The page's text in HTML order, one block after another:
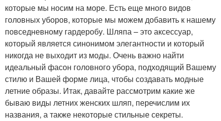
которые мы носим на море. Есть еще много видов
головных уборов, которые мы можем добавить к нашему
повседневному гардеробу. Шляпа – это аксессуар,
который является синонимом элегантности и который
никогда не выходит из моды. Очень важно найти
идеальный фасон головного убора, подходящий Вашему
стилю и Вашей форме лица, чтобы создавать модные
летние образы. Итак, давайте рассмотрим какие же
бываю виды летних женских шляп, перечислим их
названия, а также некоторые стильные секреты.